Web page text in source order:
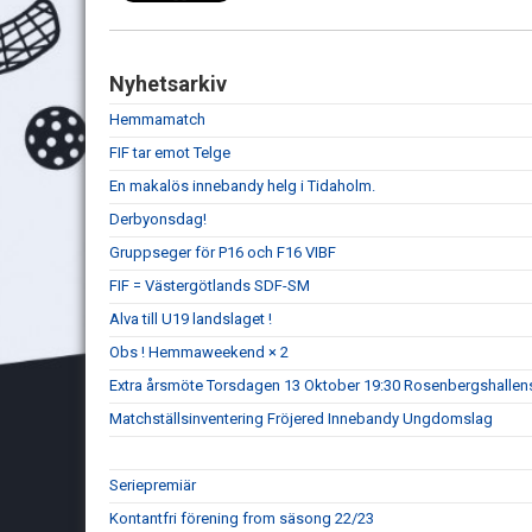
Nyhetsarkiv
Hemmamatch
FIF tar emot Telge
En makalös innebandy helg i Tidaholm.
Derbyonsdag!
Gruppseger för P16 och F16 VIBF
FIF = Västergötlands SDF-SM
Alva till U19 landslaget !
Obs ! Hemmaweekend × 2
Extra årsmöte Torsdagen 13 Oktober 19:30
Matchställsinventering Fröjered Innebandy Ungdomslag
Seriepremiär
Kontantfri förening from säsong 22/23